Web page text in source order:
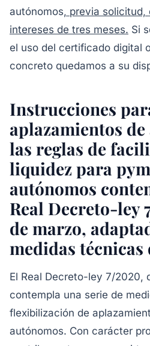
autónomos, previa solicitud,
intereses de tres meses. Si
el uso del certificado digital
concreto quedamos a su
Instrucciones
aplazamientos
las reglas de
liquidez para
autónomos
Real Decreto-ley
de marzo,
medidas
El Real Decreto-ley 7/2020,
contempla una serie de
flexibilización de
autónomos. Con carácter